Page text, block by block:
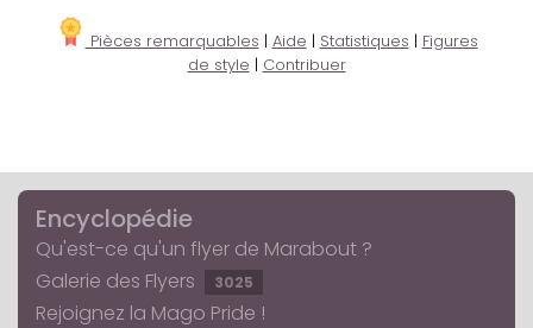
Pièces remarquables | Aide | Statistiques | Figures
de style | Contribuer
Encyclopédie
Qu'est-ce qu'un flyer de Marabout ?
Galerie des Flyers
3025
Rejoignez la Mago Pride !